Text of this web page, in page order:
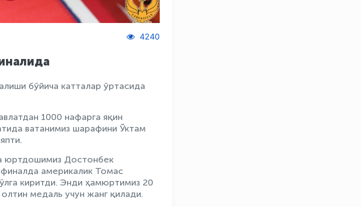
4240
бўйича катталар ўртасида
1000 нафарга яқин
ватанимиз шарафини Ўктам
юртдошимиз Достонбек
америкалик Томас
киритди. Энди ҳамюртимиз 20
медаль учун жанг қилади.